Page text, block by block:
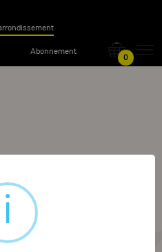
Abonnement
0